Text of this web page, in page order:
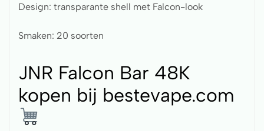
Design: transparante shell met Falcon-look
Smaken: 20 soorten
JNR Falcon Bar 48K
kopen bij bestevape.com